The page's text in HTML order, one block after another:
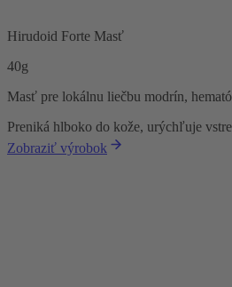
Hirudoid Forte Masť
40g
Masť pre lokálnu liečbu modrín,
Preniká hlboko do kože, urýchľuje
Zobraziť výrobok